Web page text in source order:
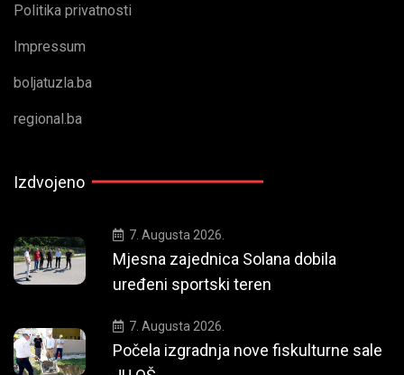
Politika privatnosti
Impressum
boljatuzla.ba
regional.ba
Izdvojeno
7. Augusta 2026.
Mjesna zajednica Solana dobila
uređeni sportski teren
7. Augusta 2026.
Počela izgradnja nove fiskulturne sale